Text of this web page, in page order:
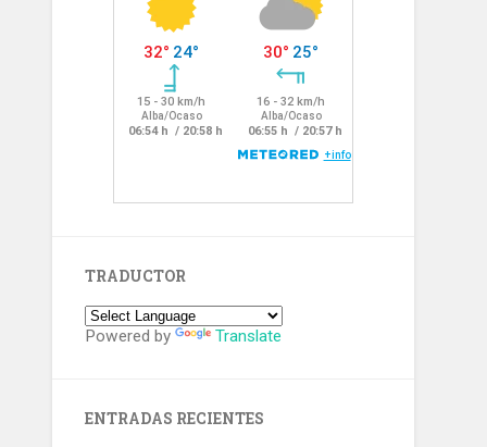
TRADUCTOR
Powered by Translate
ENTRADAS RECIENTES